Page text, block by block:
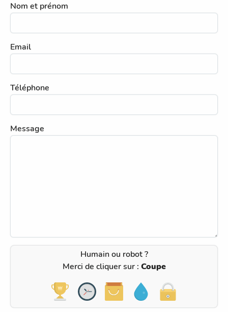
Nom et prénom
Email
Téléphone
Message
Humain ou robot ?
Merci de cliquer sur : Coupe